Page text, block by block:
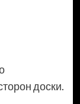
доски.